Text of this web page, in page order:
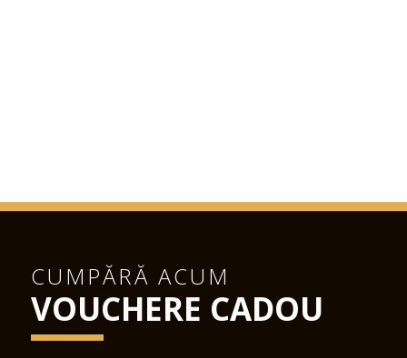
CUMPĂRĂ ACUM
VOUCHERE CADOU